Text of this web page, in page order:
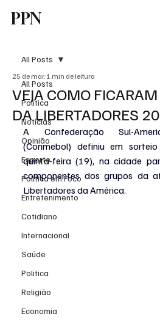
PPN
All Posts
Política
Notícias
Opinião
Esporte
Politica em Foco
Entretenimento
Cotidiano
Internacional
Saúde
Politica
Religião
Economia
All Posts
VEJA COMO
DA LIBERTADORES
25 de mar. 1 min de leitura
A Confederação Sul-
(Conmebol) definiu em
quinta-feira (19), na cidade
componentes dos grupos da
Libertadores da América.